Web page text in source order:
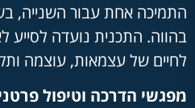
התמיכה אחת עבור השנייה,
בהווה. התכנית נועדה
לחיים של עצמאות, עוצמה
מפגשי הדרכה וטיפול